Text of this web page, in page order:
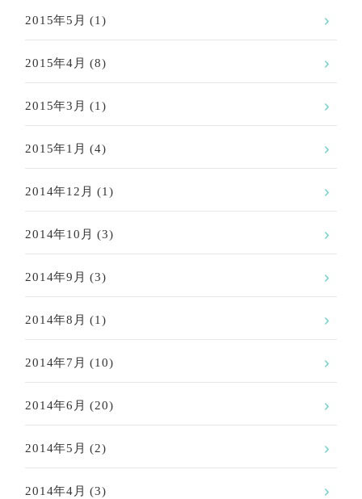
2015年5月 (1)
2015年4月 (8)
2015年3月 (1)
2015年1月 (4)
2014年12月 (1)
2014年10月 (3)
2014年9月 (3)
2014年8月 (1)
2014年7月 (10)
2014年6月 (20)
2014年5月 (2)
2014年4月 (3)